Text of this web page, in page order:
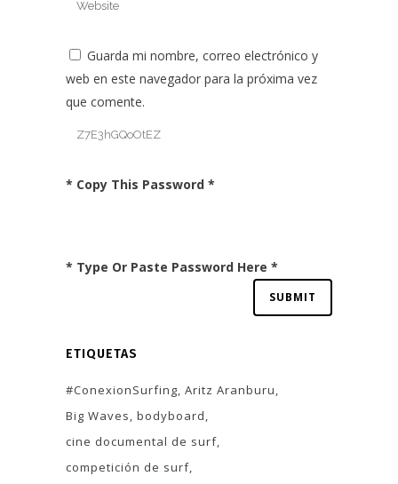
Guarda mi nombre, correo electrónico y
web en este navegador para la próxima vez
que comente.
* Copy This Password *
* Type Or Paste Password Here *
ETIQUETAS
#ConexionSurfing Aritz Aranburu
Big Waves bodyboard
cine documental de surf
competición de surf